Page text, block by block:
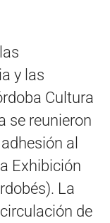
y las
Cultura
se reunieron
al
Exhibición
La
de